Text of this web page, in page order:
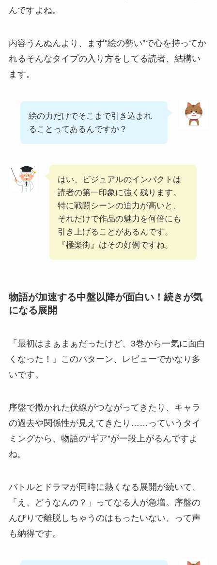
んですよね。
内容うんぬんより、まず“絵の勢い”で心を持ってか
れるそんなタイプの入り方をしてる読者、結構い
ます。
絵の力だけでそこまで引き込まれ
ることってあるんですか？
はい、ビジュアルのインパクトは
読者の第一印象に強く残ります。
特に戦闘シーンの迫力が高いと、
それだけで作品の魅力を何倍にも
引き上げることがあるんです。
『極楽街』はその好例ですね。
物語が加速する中盤以降が面白い！続きが気
になる展開
「最初はまぁまぁだったけど、3巻から一気に面白
くなった！」このパターン、レビューでかなり多
いです。
序盤で撒かれた伏線がつながってきたり、キャラ
の過去や関係性が見えてきたり……っていうタイ
ミングから、物語の“ギア”が一段上がるんですよ
ね。
バトルとドラマが同時に熱くなる展開が続いて、
「え、どうなんの？」ってなる人が急増。序盤の
んびりで離脱しちゃうのはもったいない、って声
も納得です。